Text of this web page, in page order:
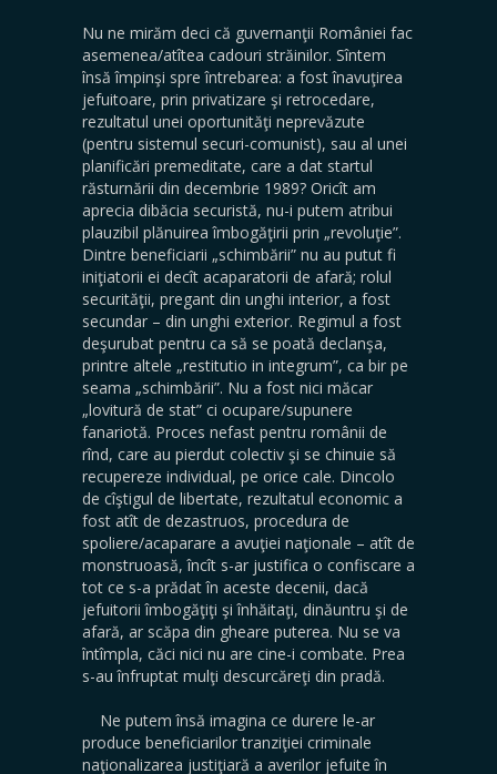
Nu ne mirăm deci că guvernanţii României fac
asemenea/atîtea cadouri străinilor. Sîntem
însă împinşi spre întrebarea: a fost înavuţirea
jefuitoare, prin privatizare şi retrocedare,
rezultatul unei oportunităţi neprevăzute
(pentru sistemul securi-comunist), sau al unei
planificări premeditate, care a dat startul
răsturnării din decembrie 1989? Oricît am
aprecia dibăcia securistă, nu-i putem atribui
plauzibil plănuirea îmbogăţirii prin „revoluţie”.
Dintre beneficiarii „schimbării” nu au putut fi
iniţiatorii ei decît acaparatorii de afară; rolul
securităţii, pregant din unghi interior, a fost
secundar – din unghi exterior. Regimul a fost
deşurubat pentru ca să se poată declanşa,
printre altele „restitutio in integrum”, ca bir pe
seama „schimbării”. Nu a fost nici măcar
„lovitură de stat” ci ocupare/supunere
fanariotă. Proces nefast pentru românii de
rînd, care au pierdut colectiv şi se chinuie să
recupereze individual, pe orice cale. Dincolo
de cîştigul de libertate, rezultatul economic a
fost atît de dezastruos, procedura de
spoliere/acaparare a avuţiei naţionale – atît de
monstruoasă, încît s-ar justifica o confiscare a
tot ce s-a prădat în aceste decenii, dacă
jefuitorii îmbogăţiţi şi înhăitaţi, dinăuntru şi de
afară, ar scăpa din gheare puterea. Nu se va
întîmpla, căci nici nu are cine-i combate. Prea
s-au înfruptat mulţi descurcăreţi din pradă.
Ne putem însă imagina ce durere le-ar
produce beneficiarilor tranziţiei criminale
naţionalizarea justiţiară a averilor jefuite în